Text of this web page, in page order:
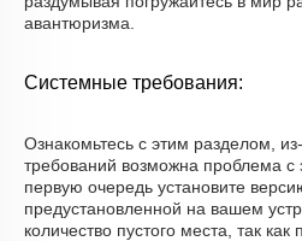
авантюризма.
Системные требования:
Ознакомьтесь с этим разделом,
требований возможна проблема
первую очередь установите
предустановленной на вашем
количество пустого места, так